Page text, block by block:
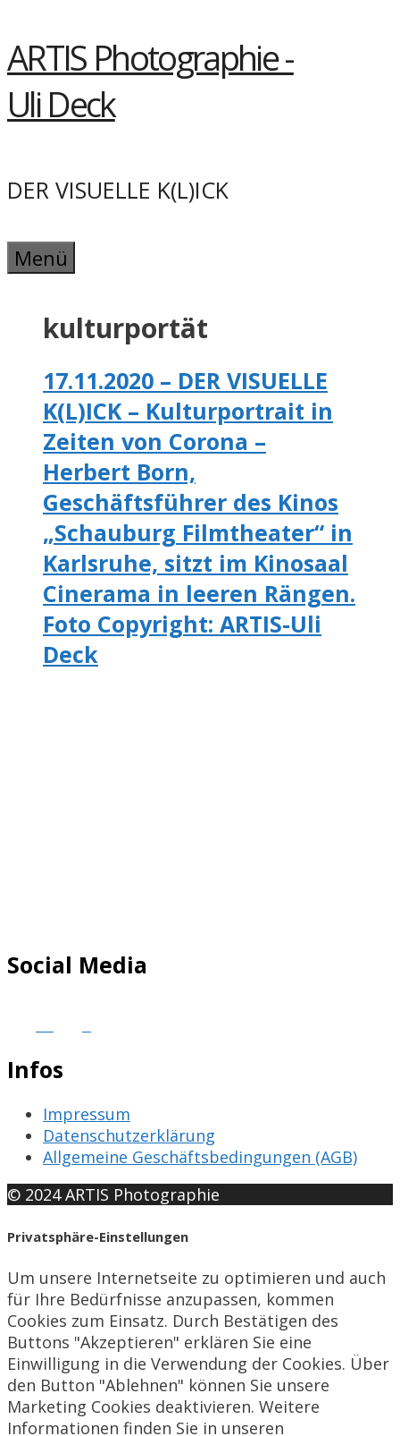
Springe
zum
Inhalt
ARTIS Photographie -
Uli Deck
DER VISUELLE K(L)ICK
Menü
kulturportät
17.11.2020 – DER VISUELLE
K(L)ICK – Kulturportrait in
Zeiten von Corona –
Herbert Born,
Geschäftsführer des Kinos
„Schauburg Filmtheater“ in
Karlsruhe, sitzt im Kinosaal
Cinerama in leeren Rängen.
Foto Copyright: ARTIS-Uli
Deck
Social Media
Infos
Impressum
Datenschutzerklärung
Allgemeine Geschäftsbedingungen (AGB)
© 2024 ARTIS Photographie
Privatsphäre-Einstellungen
Um unsere Internetseite zu optimieren und auch
für Ihre Bedürfnisse anzupassen, kommen
Cookies zum Einsatz. Durch Bestätigen des
Buttons "Akzeptieren" erklären Sie eine
Einwilligung in die Verwendung der Cookies. Über
den Button "Ablehnen" können Sie unsere
Marketing Cookies deaktivieren. Weitere
Informationen finden Sie in unseren